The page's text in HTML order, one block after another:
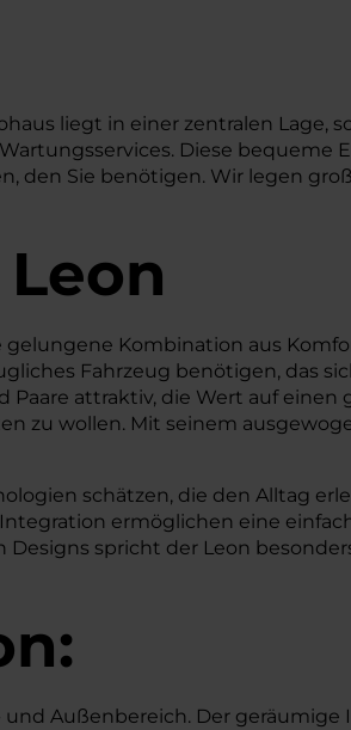
liegt in einer zentralen Lage,
Diese bequeme
den Sie benötigen. Wir legen
Kombination aus
Fahrzeug benötigen, das
Paare attraktiv, die Wert auf
zu wollen. Mit seinem
schätzen, die den Alltag
ermöglichen eine
spricht der Leon
Außenbereich. Der geräumige